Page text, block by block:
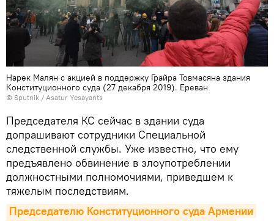
Нарек Малян с акцией в поддержку Грайра Товмасяна здания
Конституционного суда (27 декабря 2019). Еревaн
© Sputnik / Asatur Yesayants
Председателя КС сейчас в здании суда
допрашивают сотрудники Специальной
следственной службы. Уже известно, что ему
предъявлено обвинение в злоупотреблении
должностными полномочиями, приведшем к
тяжелым последствиям.
Председателю Конституционного суда Армении